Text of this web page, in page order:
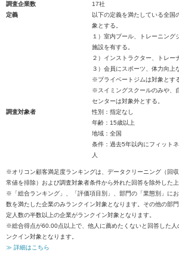
調査企業数
17社
定義
以下の定義を満たしている全国
象とする。
１）室内プール、トレーニング
施設を有する。
２）インストラクター、トレー
３）会員にスポーツ、体力向上
※プライベートジムは対象とす
※スイミングスクールのみや、
センターは対象外とする。
調査対象者
性別：指定なし
年齢：15歳以上
地域：全国
条件：過去5年以内にフィット
人
※オリコン顧客満足度ランキングは、データクリーニング（回
常値を排除）および調査対象者条件から外れた回答を除外した上
※「総合ランキング」、「評価項目別」、部門の「業態別」に
数を満たした企業のみランクイン対象となります。その他の部
定人数の半数以上の企業がランクイン対象となります。
※総合得点が60.00点以上で、他人に薦めたくないと回答した人
ンクイン対象となります。
≫ 詳細はこちら